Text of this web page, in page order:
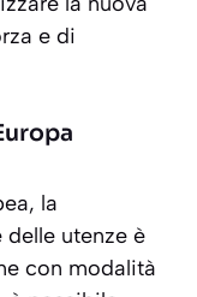
e di
la
utenze è
con modalità